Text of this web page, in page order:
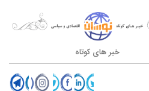
خبر های کوتاه